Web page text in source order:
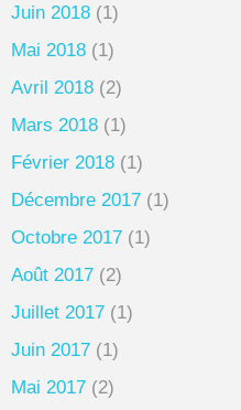
Juin 2018 (1)
Mai 2018 (1)
Avril 2018 (2)
Mars 2018 (1)
Février 2018 (1)
Décembre 2017 (1)
Octobre 2017 (1)
Août 2017 (2)
Juillet 2017 (1)
Juin 2017 (1)
Mai 2017 (2)